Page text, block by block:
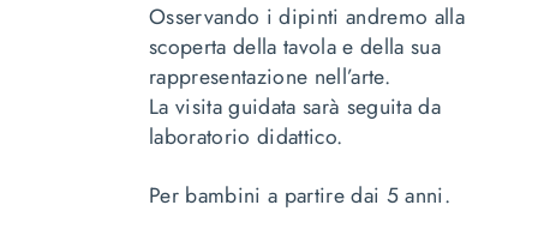
Osservando i dipinti andremo alla
scoperta della tavola e della sua
rappresentazione nell’arte.
La visita guidata sarà seguita da
laboratorio didattico.
Per bambini a partire dai 5 anni.